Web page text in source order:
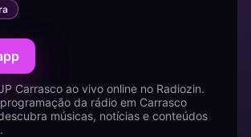
Carrasco ao vivo online no Radiozin.
da rádio em Carrasco
músicas, notícias e conteúdos